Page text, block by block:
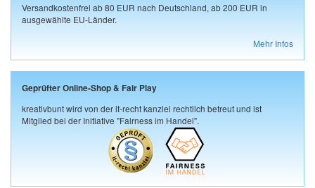
Versandkostenfrei ab 80 EUR nach Deutschland, ab 200 EUR in
ausgewählte EU-Länder.
Mehr Infos
Geprüfter Online-Shop & Fair Play
kreativbunt wird von der it-recht kanzlei rechtlich betreut und ist
Mitglied bei der Initiative "Fairness im Handel".